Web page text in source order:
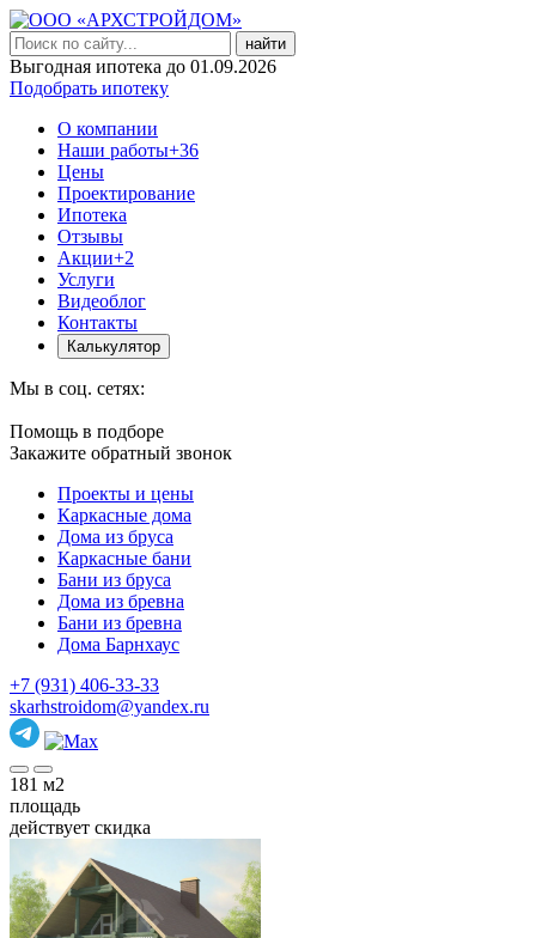
найти
Выгодная ипотека до 01.09.2026
Подобрать ипотеку
О компании
Наши работы+36
Цены
Проектирование
Ипотека
Отзывы
Акции+2
Услуги
Видеоблог
Контакты
Калькулятор
Мы в соц. сетях:
Помощь в подборе
Закажите обратный звонок
Проекты и цены
Каркасные дома
Дома из бруса
Каркасные бани
Бани из бруса
Дома из бревна
Бани из бревна
Дома Барнхаус
+7 (931) 406-33-33
skarhstroidom@yandex.ru
181 м2
площадь
действует скидка